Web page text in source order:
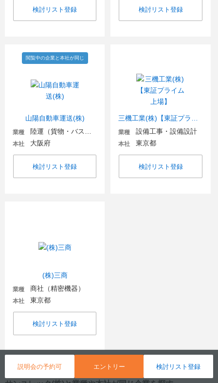
説明会の予約可 エントリー 検討リスト登録
検討リスト登録 検討リスト登録
山陽自動車運送(株)
閲覧中の企業と本社が同じ
業種
本社 大阪府
検討リスト登録
業種 設備工事・設備設計
本社 東京都
検討リスト登録
(株)三商
業種 商社（精密機器）
本社 東京都
検討リスト登録